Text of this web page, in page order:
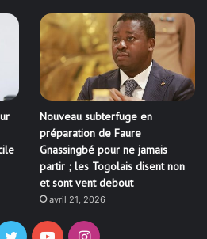
Nouveau subterfuge en
préparation de Faure
Gnassingbé pour ne jamais
partir ; les Togolais disent non
et sont vent debout
avril 21, 2026